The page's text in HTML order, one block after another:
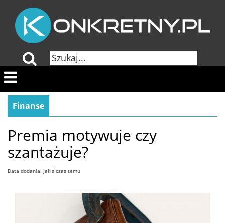
Finanse
Premia motywuje czy
szantażuje?
Data dodania: jakiś czas temu